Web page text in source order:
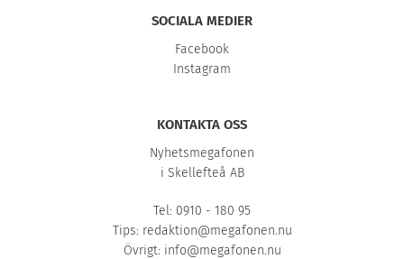
SOCIALA MEDIER
Facebook
Instagram
KONTAKTA OSS
Nyhetsmegafonen
i Skellefteå AB
Tel: 0910 - 180 95
Tips: redaktion@megafonen.nu
Övrigt: info@megafonen.nu